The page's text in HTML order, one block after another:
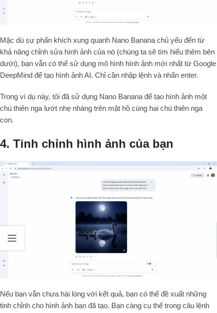
Mặc dù sự phấn khích xung quanh Nano Banana chủ yếu đến từ
khả năng chỉnh sửa hình ảnh của nó (chúng ta sẽ tìm hiểu thêm bên
dưới), bạn vẫn có thể sử dụng mô hình hình ảnh mới nhất từ ​​Google
DeepMind để tạo hình ảnh AI. Chỉ cần nhập lệnh và nhấn enter.
Trong ví dụ này, tôi đã sử dụng Nano Banana để tạo hình ảnh một
chú thiên nga lướt nhẹ nhàng trên mặt hồ cùng hai chú thiên nga
con.
4. Tinh chỉnh hình ảnh của bạn
Nếu bạn vẫn chưa hài lòng với kết quả, bạn có thể đề xuất những
tinh chỉnh cho hình ảnh bạn đã tạo. Bạn càng cụ thể trong câu lệnh